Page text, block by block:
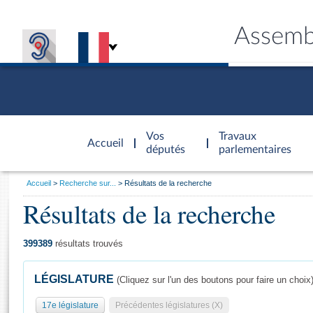
Accueil
d'accueil
Vos
députés
Travaux
parlementaires
Général
Vous
Accueil Recherche sur... Résultats de la recherche
Résultats de la recherche
399389 résultats trouvés
LÉGISLATURE (Cliquez sur l'un des boutons pour faire un choix)
17e législature Précédentes législatures (X)